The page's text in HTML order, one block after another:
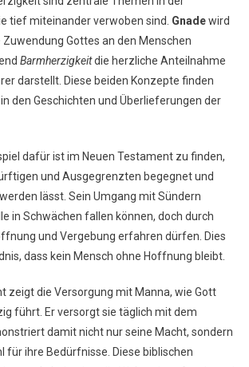
tief miteinander verwoben sind. Gnadewird
Gottes an den Menschen
Barmherzigkeitdie herzliche Anteilnahme
darstellt. Diese beiden Konzepte finden
den Geschichten und Überlieferungen der
dafür ist im Neuen Testament zu finden,
und Ausgegrenzten begegnet und
lässt. Sein Umgang mit Sündern
in Schwächen fallen können, doch durch
und Vergebung erfahren dürfen. Dies
dass kein Mensch ohne Hoffnung bleibt.
zeigt die Versorgung mit Manna, wie Gott
führt. Er versorgt sie täglich mit dem
damit nicht nur seine Macht, sondern
für ihre Bedürfnisse. Diese biblischen